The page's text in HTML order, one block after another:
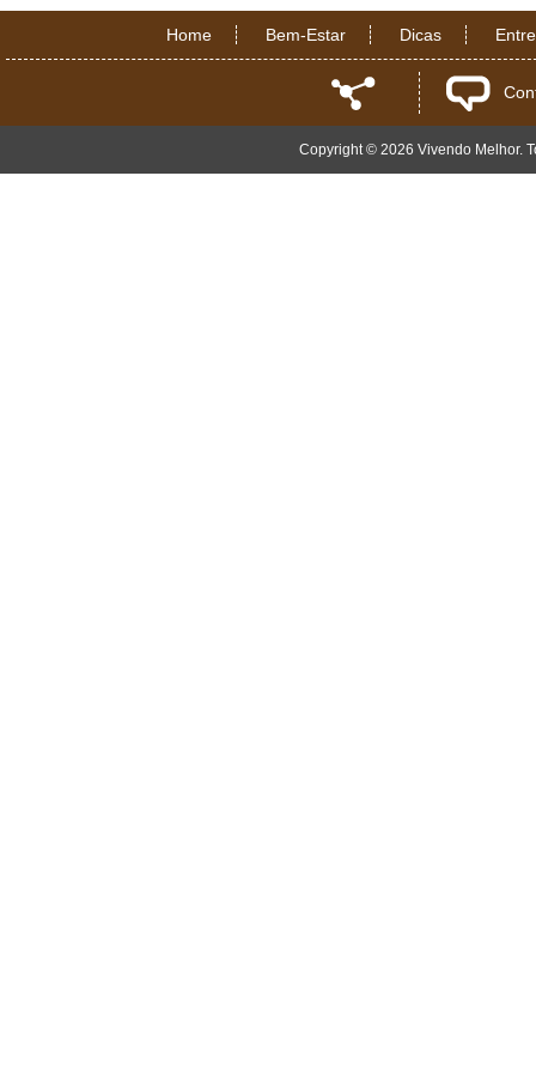
Home Bem-Estar Dicas
Copyright © 2026 Vivendo Melhor.